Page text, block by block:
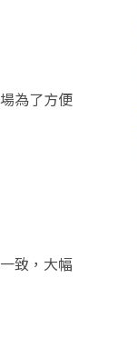
為了方便
致，大幅